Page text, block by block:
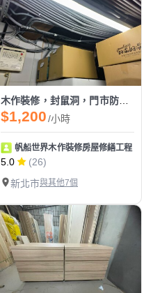
木作裝修，封鼠洞，門市防鼠，居家廚房定期除蟑，居家定期清潔，
$1,200/小時
帆船世界木作裝修房屋修繕工程
5.0
(26)
新北市與其他7個